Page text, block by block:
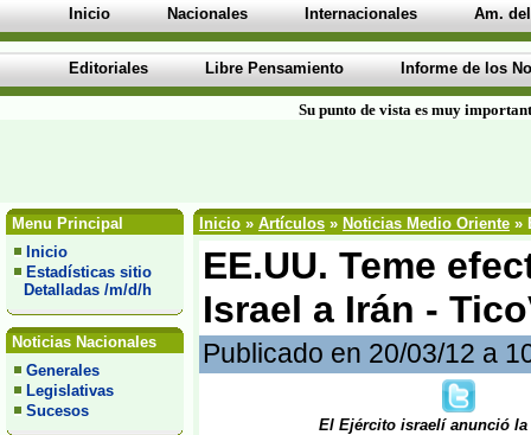
Inicio Nacionales Internacionales Am.
Editoriales Libre Pensamiento Informe de los
Su punto de vista es muy
Menu Principal
Inicio
Estadísticas sitio
Detalladas /m/d/h
Noticias Nacionales
Generales
Legislativas
Sucesos
Inicio » Artículos » Noticias Medio Oriente »
EE.UU. Teme
Israel a Irán -
Publicado en 20/03/12 a
El Ejército israelí anunció la